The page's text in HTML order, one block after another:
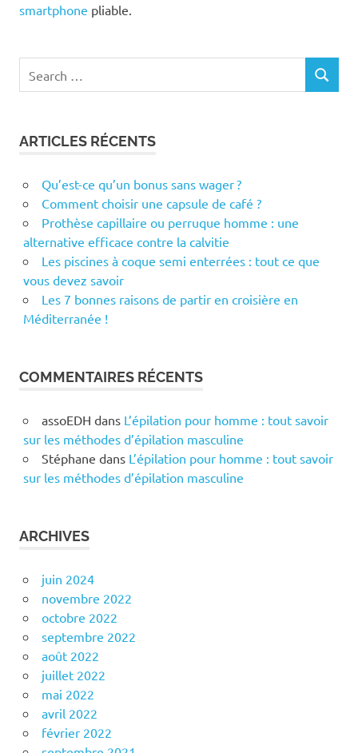
smartphone pliable.
for:
SEARCH
ARTICLES RÉCENTS
Qu’est-ce qu’un bonus sans wager ?
Comment choisir une capsule de café ?
Prothèse capillaire ou perruque homme : une
alternative efficace contre la calvitie
Les piscines à coque semi enterrées : tout ce que
vous devez savoir
Les 7 bonnes raisons de partir en croisière en
Méditerranée !
COMMENTAIRES RÉCENTS
assoEDH dans L’épilation pour homme : tout savoir
sur les méthodes d’épilation masculine
Stéphane dans L’épilation pour homme : tout savoir
sur les méthodes d’épilation masculine
ARCHIVES
juin 2024
novembre 2022
octobre 2022
septembre 2022
août 2022
juillet 2022
mai 2022
avril 2022
février 2022